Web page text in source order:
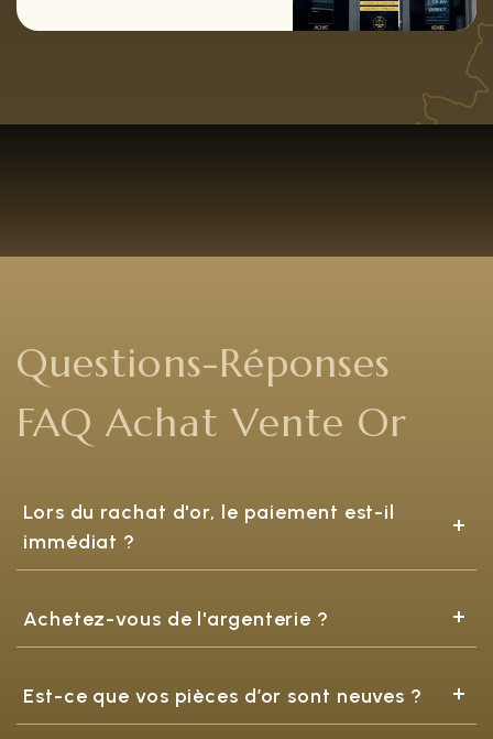
Questions-Réponses
FAQ Achat Vente Or
Lors du rachat d'or, le paiement est-il
immédiat ?
Achetez-vous de l'argenterie ?
Est-ce que vos pièces d’or sont neuves ?